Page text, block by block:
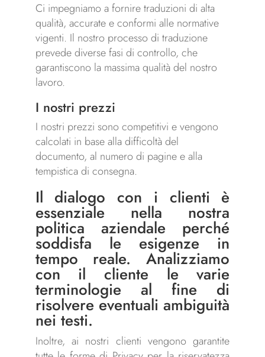
Ci impegniamo a fornire traduzioni di alta
qualità, accurate e conformi alle normative
vigenti. Il nostro processo di traduzione
prevede diverse fasi di controllo, che
garantiscono la massima qualità del nostro
lavoro.
I nostri prezzi
I nostri prezzi sono competitivi e vengono
calcolati in base alla difficoltà del
documento, al numero di pagine e alla
tempistica di consegna.
Il dialogo con i clienti è
essenziale nella nostra
politica aziendale perché
soddisfa le esigenze in
tempo reale. Analizziamo
con il cliente le varie
terminologie al fine di
risolvere eventuali ambiguità
nei testi.
Inoltre, ai nostri clienti vengono garantite